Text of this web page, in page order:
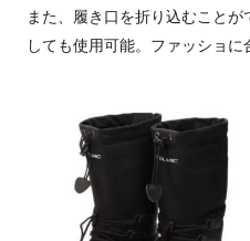
また、履き口を折り込むこと
しても使用可能。ファッショに